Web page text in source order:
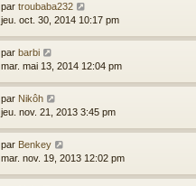
par troubaba232
jeu. oct. 30, 2014 10:17 pm
par barbi
mar. mai 13, 2014 12:04 pm
par Nikôh
jeu. nov. 21, 2013 3:45 pm
par Benkey
mar. nov. 19, 2013 12:02 pm